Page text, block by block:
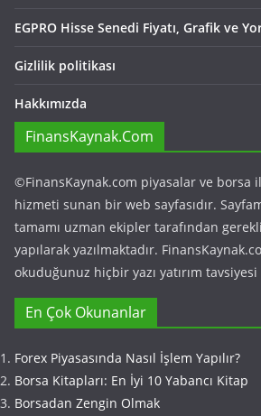
EGPRO Hisse Senedi Fiyatı, Grafik ve
Gizlilik politikası
Hakkımızda
FinansKaynak.Com
©FinansKaynak.com piyasalar ve borsa
hizmeti sunan bir web sayfasıdır.
tamamı uzman ekipler tarafından
yapılarak yazılmaktadır.
okuduğunuz hiçbir yazı yatırım
En Çok Okunanlar
Forex Piyasasında Nasıl İşlem Yapılır?
Borsa Kitapları: En İyi 10 Yabancı Kitap
Borsadan Zengin Olmak